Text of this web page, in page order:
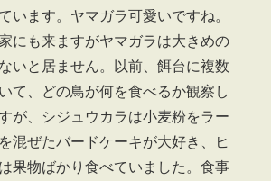
います。ヤマガラ可愛いですね。
にも来ますがヤマガラは大きめの
いと居ません。以前、餌台に複数
て、どの鳥が何を食べるか観察し
が、シジュウカラは小麦粉をラー
混ぜたバードケーキが大好き、ヒ
果物ばかり食べていました。食事